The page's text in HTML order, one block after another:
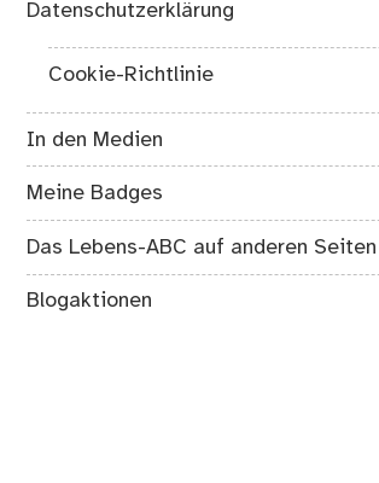
Datenschutzerklärung
Cookie-Richtlinie
In den Medien
Meine Badges
Das Lebens-ABC auf anderen Seiten
Blogaktionen